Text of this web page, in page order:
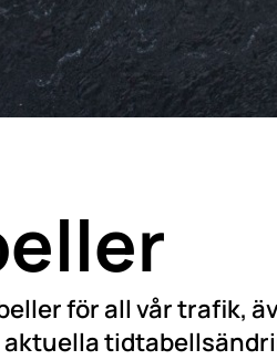
för all vår trafik,
aktuella